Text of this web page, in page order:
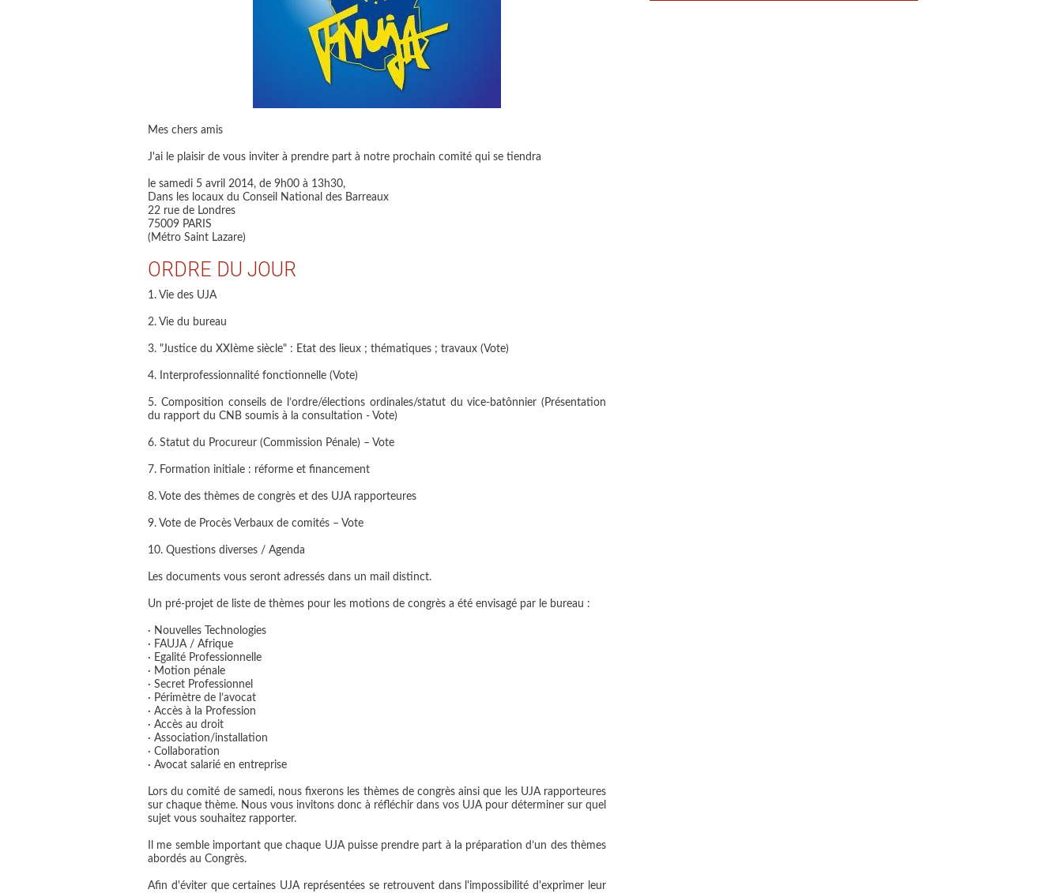
Mes chers amis
J'ai le plaisir de vous inviter à prendre part à notre prochain comité qui se tiendra
le samedi 5 avril 2014, de 9h00 à 13h30,
Dans les locaux du Conseil National des Barreaux
22 rue de Londres
75009 PARIS
(Métro Saint Lazare)
ORDRE DU JOUR
1. Vie des UJA
2. Vie du bureau
3. "Justice du XXIème siècle" : Etat des lieux ; thématiques ; travaux (Vote)
4. Interprofessionnalité fonctionnelle (Vote)
5. Composition conseils de l’ordre/élections ordinales/statut du vice-batônnier (Présentation
du rapport du CNB soumis à la consultation - Vote)
6. Statut du Procureur (Commission Pénale) – Vote
7. Formation initiale : réforme et financement
8. Vote des thèmes de congrès et des UJA rapporteures
9. Vote de Procès Verbaux de comités – Vote
10. Questions diverses / Agenda
Les documents vous seront adressés dans un mail distinct.
Un pré-projet de liste de thèmes pour les motions de congrès a été envisagé par le bureau :
· Nouvelles Technologies
· FAUJA / Afrique
· Egalité Professionnelle
· Motion pénale
· Secret Professionnel
· Périmètre de l’avocat
· Accès à la Profession
· Accès au droit
· Association/installation
· Collaboration
· Avocat salarié en entreprise
Lors du comité de samedi, nous fixerons les thèmes de congrès ainsi que les UJA rapporteures
sur chaque thème. Nous vous invitons donc à réfléchir dans vos UJA pour déterminer sur quel
sujet vous souhaitez rapporter.
Il me semble important que chaque UJA puisse prendre part à la préparation d’un des thèmes
abordés au Congrès.
Afin d'éviter que certaines UJA représentées se retrouvent dans l'impossibilité d'exprimer leur